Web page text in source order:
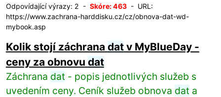
Odpovídající výrazy: 2 - Skóre: 463- URL:
https://www.zachrana-harddisku.cz/cz/obnova-dat-wd-
mybook.asp
Kolik stojí záchrana datv MyBlueDay -
ceny za obnovu dat
Záchrana dat- popis jednotlivých služeb s
uvedením ceny. Ceník služeb obnova data